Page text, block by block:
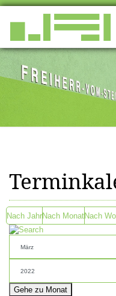
Nach JahrNach MonatNach
Gehe zu Monat